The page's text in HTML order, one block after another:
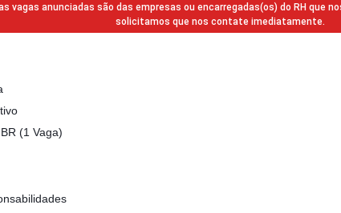
anunciadas são das empresas ou encarregadas(os) do RH que
solicitamos que nos contate imediatamente.
(1 Vaga)